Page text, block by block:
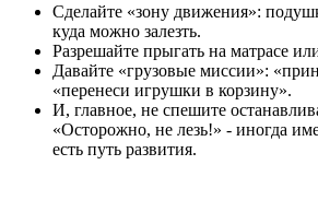
Сделайте «зону движения»:
куда можно залезть.
Разрешайте прыгать на матрасе
Давайте «грузовые миссии»:
«перенеси игрушки в корзину».
И, главное, не спешите
«Осторожно, не лезь!» - иногда
есть путь развития.